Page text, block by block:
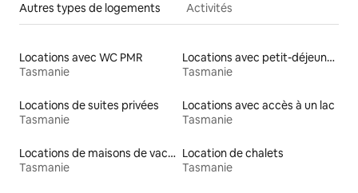
Autres types de logements Activités
Locations avec WC PMR
Tasmanie
Locations avec petit-déjeuner
Tasmanie
Locations de suites privées
Tasmanie
Locations avec accès à un lac
Tasmanie
Locations de maisons de vacances
Tasmanie
Location de chalets
Tasmanie